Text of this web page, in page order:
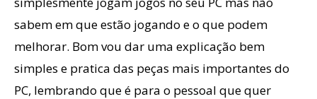
sabem em que estão jogando e o que podem
melhorar. Bom vou dar uma explicação bem
simples e pratica das peças mais importantes do
PC, lembrando que é para o pessoal quequer